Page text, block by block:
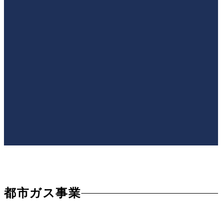
都市ガス事業